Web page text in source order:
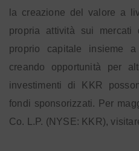
la creazione del valore a
propria attività sui
proprio capitale insieme
creando opportunità per
investimenti di KKR
fondi sponsorizzati. Per
Co. L.P. (NYSE: KKR),